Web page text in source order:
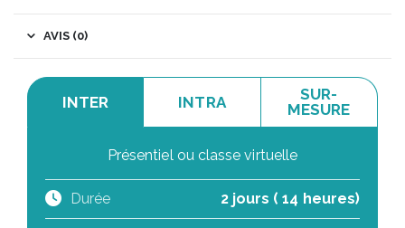
AVIS (0)
INTER INTRA
SUR-
MESURE
Présentiel ou classe virtuelle
Durée 2 jours ( 14 heures)